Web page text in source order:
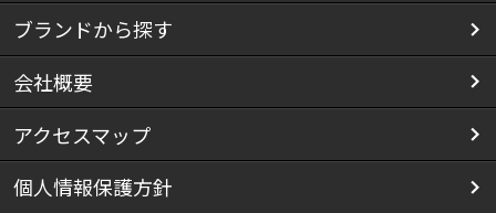
ブランドから探す
会社概要
アクセスマップ
個人情報保護方針